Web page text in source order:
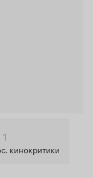
1
кинокритики